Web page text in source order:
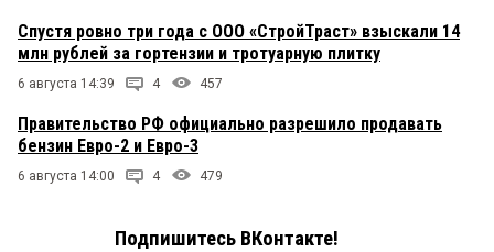
Спустя ровно три года с ООО «СтройТраст» взыскали 14
млн рублей за гортензии и тротуарную плитку
6 августа 14:39 4 457
Правительство РФ официально разрешило продавать
бензин Евро-2 и Евро-3
6 августа 14:00 4 479
Подпишитесь ВКонтакте!